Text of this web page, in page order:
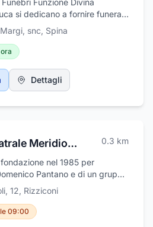
Funzione Divina
si dedicano a fornire funerali
che rimangono fedeli
defunto e dei suoi cari. La loro
ai dettagli e la vasta
tradizioni di tutte le culture
risorsa preziosa per chi ha
affidabili durante il periodo
tante, è confortante sapere
di distanza.
snc, Spina
Dettagli
Centro Teatrale Meridionale 0.3 km
nel 1985 per
Pantano e di un gruppo
e tecnici di grande
C.T.M. Cooperativa Centro
è stata una rinomata
operante nella regione
12, Rizziconi
09:00